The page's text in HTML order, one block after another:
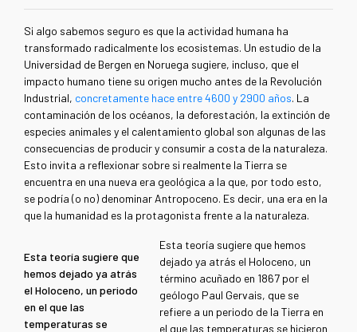
Si algo sabemos seguro es que la actividad humana ha
transformado radicalmente los ecosistemas. Un estudio de la
Universidad de Bergen en Noruega sugiere, incluso, que el
impacto humano tiene su origen mucho antes de la Revolución
Industrial, concretamente hace entre 4600 y 2900 años. La
contaminación de los océanos, la deforestación, la extinción de
especies animales y el calentamiento global son algunas de las
consecuencias de producir y consumir a costa de la naturaleza.
Esto invita a reflexionar sobre si realmente la Tierra se
encuentra en una nueva era geológica a la que, por todo esto,
se podría (o no) denominar Antropoceno. Es decir, una era en la
que la humanidad es la protagonista frente a la naturaleza.
Esta teoría sugiere que
hemos dejado ya atrás
el Holoceno, un periodo
en el que las
temperaturas se
Esta teoría sugiere que hemos
dejado ya atrás el Holoceno, un
término acuñado en 1867 por el
geólogo Paul Gervais, que se
refiere a un periodo de la Tierra en
el que las temperaturas se hicieron